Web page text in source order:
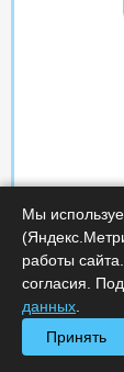
Мы
работы
согласия.
данных
Принять